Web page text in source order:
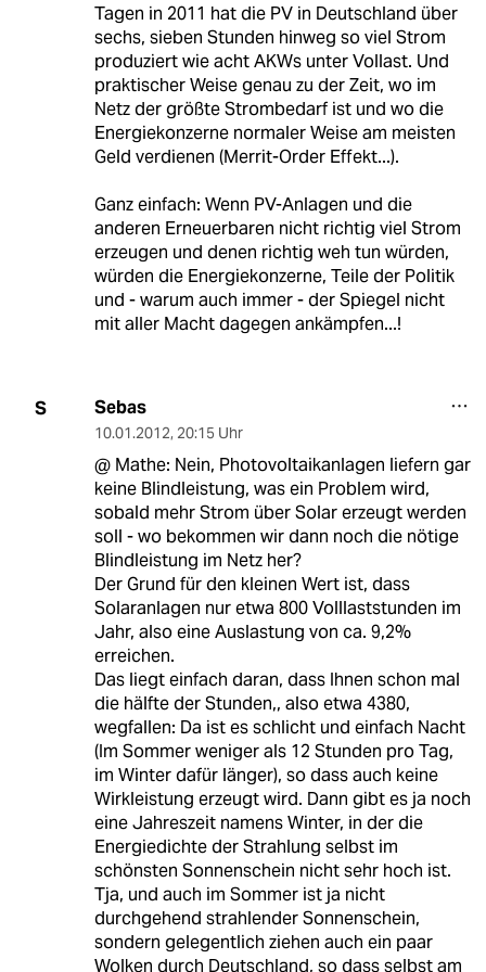
Tagen in 2011 hat die PV in Deutschland über
sechs, sieben Stunden hinweg so viel Strom
produziert wie acht AKWs unter Vollast. Und
praktischer Weise genau zu der Zeit, wo im
Netz der größte Strombedarf ist und wo die
Energiekonzerne normaler Weise am meisten
Geld verdienen (Merrit-Order Effekt...).
Ganz einfach: Wenn PV-Anlagen und die
anderen Erneuerbaren nicht richtig viel Strom
erzeugen und denen richtig weh tun würden,
würden die Energiekonzerne, Teile der Politik
und - warum auch immer - der Spiegel nicht
mit aller Macht dagegen ankämpfen...!
S Sebas
10.01.2012, 20:15 Uhr
@ Mathe: Nein, Photovoltaikanlagen liefern gar
keine Blindleistung, was ein Problem wird,
sobald mehr Strom über Solar erzeugt werden
soll - wo bekommen wir dann noch die nötige
Blindleistung im Netz her?
Der Grund für den kleinen Wert ist, dass
Solaranlagen nur etwa 800 Volllaststunden im
Jahr, also eine Auslastung von ca. 9,2%
erreichen.
Das liegt einfach daran, dass Ihnen schon mal
die hälfte der Stunden,, also etwa 4380,
wegfallen: Da ist es schlicht und einfach Nacht
(Im Sommer weniger als 12 Stunden pro Tag,
im Winter dafür länger), so dass auch keine
Wirkleistung erzeugt wird. Dann gibt es ja noch
eine Jahreszeit namens Winter, in der die
Energiedichte der Strahlung selbst im
schönsten Sonnenschein nicht sehr hoch ist.
Tja, und auch im Sommer ist ja nicht
durchgehend strahlender Sonnenschein,
sondern gelegentlich ziehen auch ein paar
Wolken durch Deutschland, so dass selbst am